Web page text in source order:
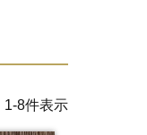
1-8件表示